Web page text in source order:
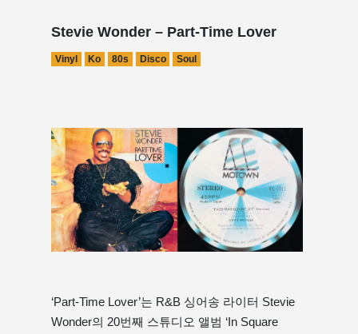
Stevie Wonder – Part-Time Lover
Vinyl Ko 80s Disco Soul
‘Part-Time Lover’는 R&B 싱어송 라이터 Stevie
Wonder의 20번째 스튜디오 앨범 ‘In Square